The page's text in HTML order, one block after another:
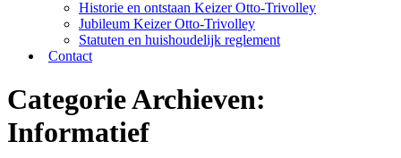
Historie en ontstaan Keizer Otto-Trivolley
Jubileum Keizer Otto-Trivolley
Statuten en huishoudelijk reglement
Contact
Categorie Archieven:
Informatief